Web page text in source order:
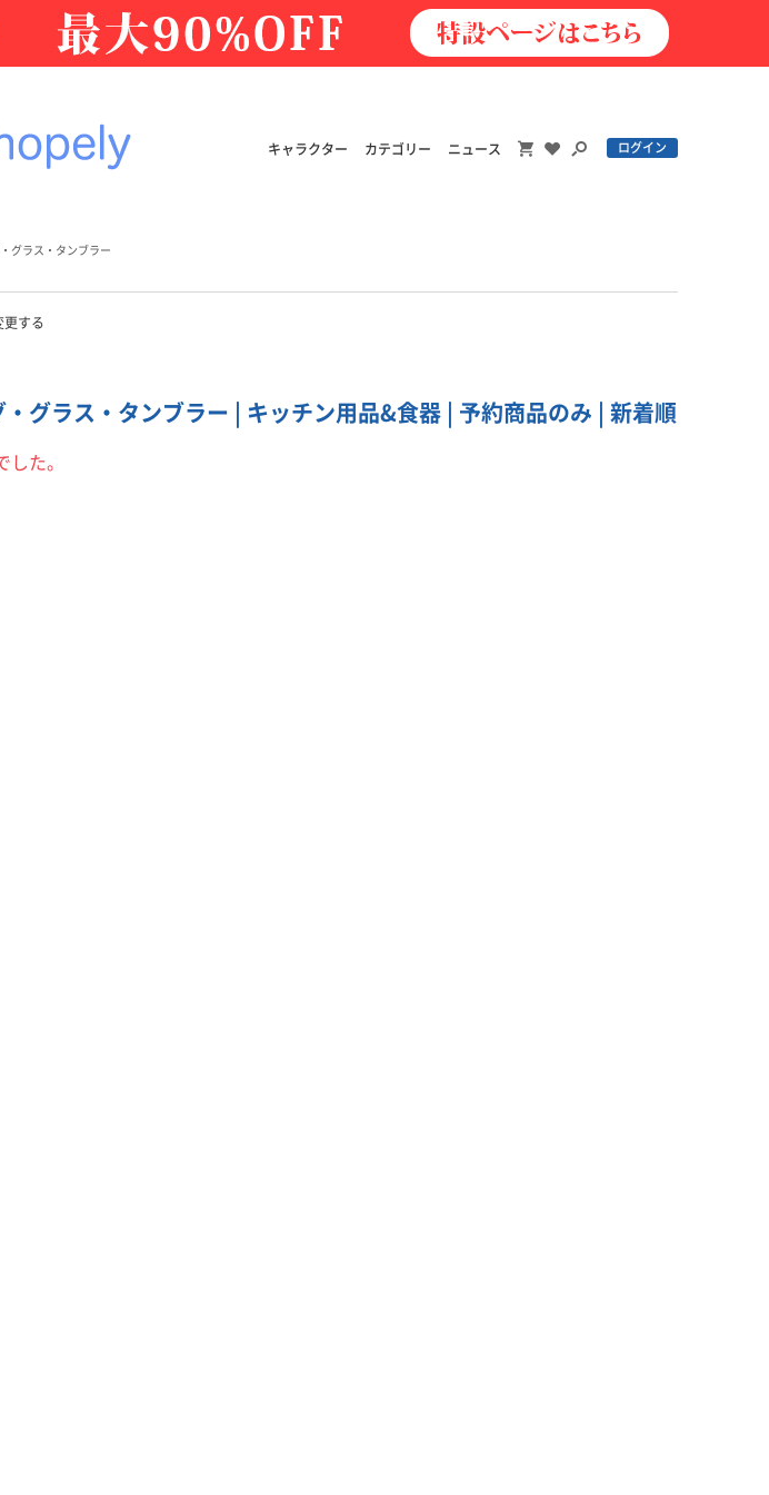
キャラクター カテゴリー ニュース ログイン
グラス・タンブラー
更する
グラス・タンブラー | キッチン用品&食器 | 予約商品のみ | 新着順
た。